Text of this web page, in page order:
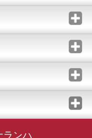
ランハ